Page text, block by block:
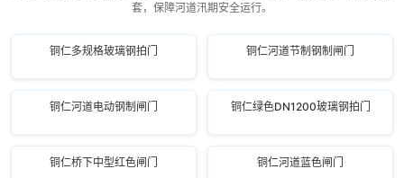
套，保障河道汛期安全运行。
铜仁多规格玻璃钢拍门 铜仁河道节制钢制闸门
铜仁河道电动钢制闸门 铜仁绿色DN1200玻璃钢拍门
铜仁桥下中型红色闸门 铜仁河道蓝色闸门